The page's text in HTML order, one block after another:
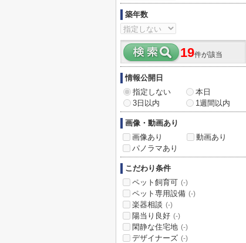
築年数
19件が該当
情報公開日
指定しない
本日
3日以内
1週間以内
画像・動画あり
画像あり
動画あり
パノラマあり
こだわり条件
ペット飼育可 (-)
ペット専用設備 (-)
楽器相談 (-)
陽当り良好 (-)
閑静な住宅地 (-)
デザイナーズ (-)